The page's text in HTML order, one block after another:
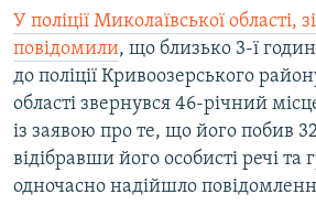
У поліції Миколаївської області,
повідомили, що близько 3-ї
до поліції Кривоозерського
області звернувся 46-річний
із заявою про те, що його побив
відібравши його особисті речі
одночасно надійшло